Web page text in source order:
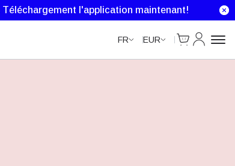
Téléchargement l'application maintenant!
FR EUR
Cart
Mon